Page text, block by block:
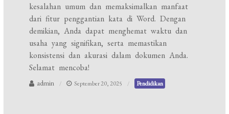
kesalahan umum dan memaksimalkan manfaat
dari fitur penggantian kata di Word. Dengan
demikian, Anda dapat menghemat waktu dan
usaha yang signifikan, serta memastikan
konsistensi dan akurasi dalam dokumen Anda.
Selamat mencoba!
admin September 20, 2025 Pendidikan